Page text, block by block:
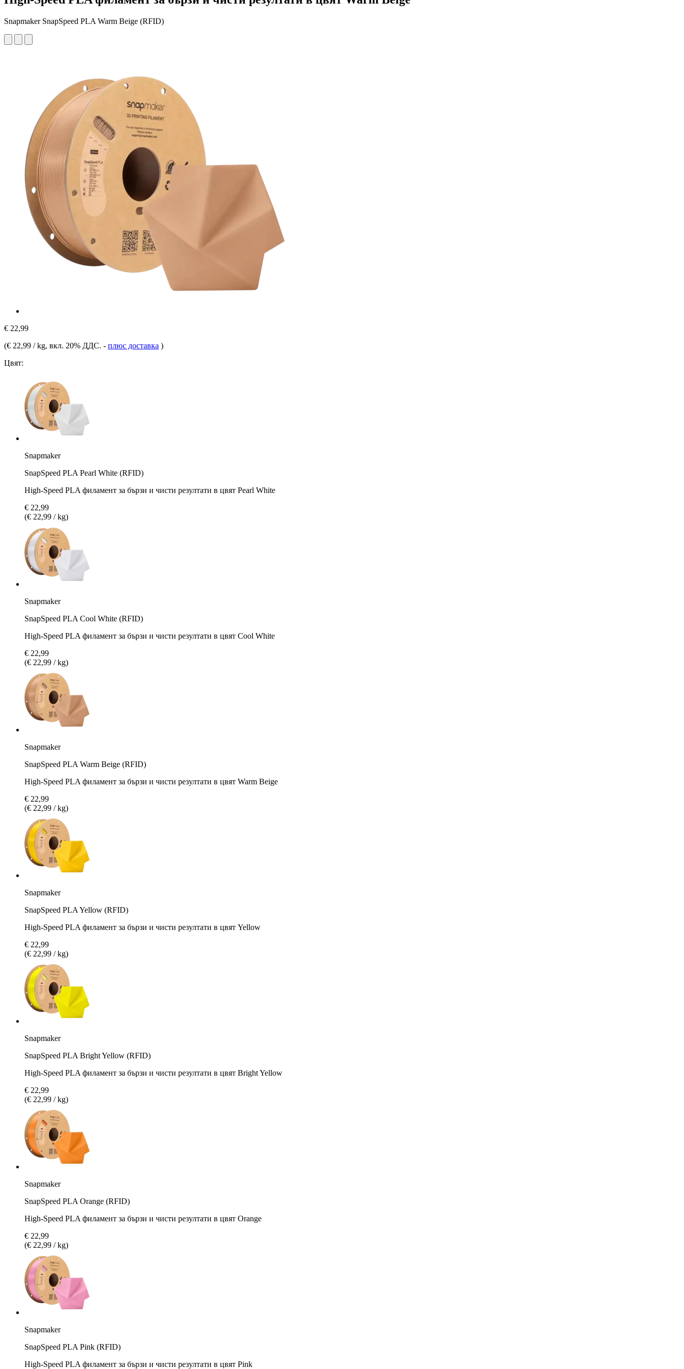
Snapmaker SnapSpeed PLA Warm Beige (RFID)
€ 22,99
(€ 22,99 / kg, вкл. 20% ДДС. - плюс доставка )
Цвят:
Snapmaker
SnapSpeed PLA Pearl White (RFID)
High-Speed PLA филамент за бързи и чисти резултати в цвят Pearl White
€ 22,99
(€ 22,99 / kg)
Snapmaker
SnapSpeed PLA Cool White (RFID)
High-Speed PLA филамент за бързи и чисти резултати в цвят Cool White
€ 22,99
(€ 22,99 / kg)
Snapmaker
SnapSpeed PLA Warm Beige (RFID)
High-Speed PLA филамент за бързи и чисти резултати в цвят Warm Beige
€ 22,99
(€ 22,99 / kg)
Snapmaker
SnapSpeed PLA Yellow (RFID)
High-Speed PLA филамент за бързи и чисти резултати в цвят Yellow
€ 22,99
(€ 22,99 / kg)
Snapmaker
SnapSpeed PLA Bright Yellow (RFID)
High-Speed PLA филамент за бързи и чисти резултати в цвят Bright Yellow
€ 22,99
(€ 22,99 / kg)
Snapmaker
SnapSpeed PLA Orange (RFID)
High-Speed PLA филамент за бързи и чисти резултати в цвят Orange
€ 22,99
(€ 22,99 / kg)
Snapmaker
SnapSpeed PLA Pink (RFID)
High-Speed PLA филамент за бързи и чисти резултати в цвят Pink